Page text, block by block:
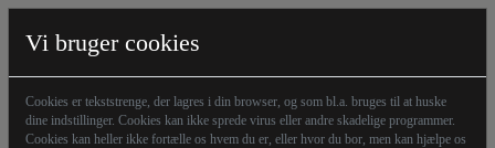
Vi bruger cookies
Cookies er tekststrenge, der lagres i din browser, og som bl.a. bruges til at huske
dine indstillinger. Cookies kan ikke sprede virus eller andre skadelige programmer.
Cookies kan heller ikke fortælle os hvem du er, eller hvor du bor, men kan hjælpe os
Marc Sabatier Hvidkjær, statskundskabsstuderende